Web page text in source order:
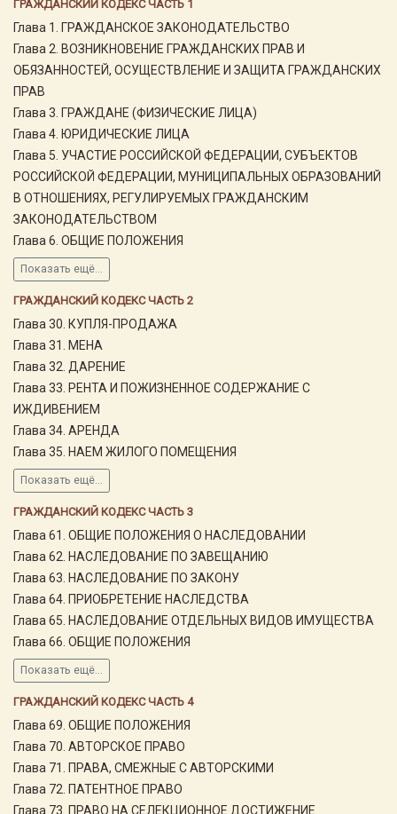
ГРАЖДАНСКИЙ КОДЕКС ЧАСТЬ 1
Глава 1. ГРАЖДАНСКОЕ ЗАКОНОДАТЕЛЬСТВО
Глава 2. ВОЗНИКНОВЕНИЕ ГРАЖДАНСКИХ ПРАВ И
ОБЯЗАННОСТЕЙ, ОСУЩЕСТВЛЕНИЕ И ЗАЩИТА ГРАЖДАНСКИХ
ПРАВ
Глава 3. ГРАЖДАНЕ (ФИЗИЧЕСКИЕ ЛИЦА)
Глава 4. ЮРИДИЧЕСКИЕ ЛИЦА
Глава 5. УЧАСТИЕ РОССИЙСКОЙ ФЕДЕРАЦИИ, СУБЪЕКТОВ
РОССИЙСКОЙ ФЕДЕРАЦИИ, МУНИЦИПАЛЬНЫХ ОБРАЗОВАНИЙ
В ОТНОШЕНИЯХ, РЕГУЛИРУЕМЫХ ГРАЖДАНСКИМ
ЗАКОНОДАТЕЛЬСТВОМ
Глава 6. ОБЩИЕ ПОЛОЖЕНИЯ
Показать ещё...
ГРАЖДАНСКИЙ КОДЕКС ЧАСТЬ 2
Глава 30. КУПЛЯ-ПРОДАЖА
Глава 31. МЕНА
Глава 32. ДАРЕНИЕ
Глава 33. РЕНТА И ПОЖИЗНЕННОЕ СОДЕРЖАНИЕ С
ИЖДИВЕНИЕМ
Глава 34. АРЕНДА
Глава 35. НАЕМ ЖИЛОГО ПОМЕЩЕНИЯ
Показать ещё...
ГРАЖДАНСКИЙ КОДЕКС ЧАСТЬ 3
Глава 61. ОБЩИЕ ПОЛОЖЕНИЯ О НАСЛЕДОВАНИИ
Глава 62. НАСЛЕДОВАНИЕ ПО ЗАВЕЩАНИЮ
Глава 63. НАСЛЕДОВАНИЕ ПО ЗАКОНУ
Глава 64. ПРИОБРЕТЕНИЕ НАСЛЕДСТВА
Глава 65. НАСЛЕДОВАНИЕ ОТДЕЛЬНЫХ ВИДОВ ИМУЩЕСТВА
Глава 66. ОБЩИЕ ПОЛОЖЕНИЯ
Показать ещё...
ГРАЖДАНСКИЙ КОДЕКС ЧАСТЬ 4
Глава 69. ОБЩИЕ ПОЛОЖЕНИЯ
Глава 70. АВТОРСКОЕ ПРАВО
Глава 71. ПРАВА, СМЕЖНЫЕ С АВТОРСКИМИ
Глава 72. ПАТЕНТНОЕ ПРАВО
Глава 73. ПРАВО НА СЕЛЕКЦИОННОЕ ДОСТИЖЕНИЕ